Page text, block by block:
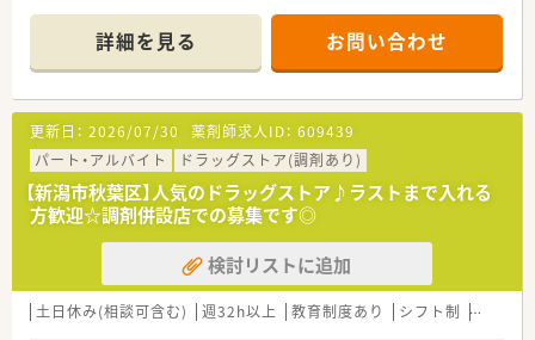
■全店舗中70店舗以上が開業医前の店舗で地域に根付いた薬局
作りを行っています。
■健康サポート薬局が10店舗以上あり地域のかかりつけ薬局と
して機能しています。
≪職場環境≫
■新潟県内全域に店舗展開しているので結婚などライフスタイ
ルの変化に柔軟に対応出来ます。
■在宅医療などの時代や地域に求められる薬剤師の経験を積む
ことができます。
■若手薬剤師が多数活躍しています。
■薬剤師や調剤事務の人員配置は手厚く、業務にしっかりと向き
合える環境です。
■外来対応のほか、在宅医療に注力している店舗もございます。
詳細を見る お問い合わせ
更新日： 2026/07/30 薬剤師求人ID： 609439
パート・アルバイト
ドラッグストア(調剤あり)
【新潟市秋葉区】人気のドラッグストア♪ラストまで入れる
方歓迎☆調剤併設店での募集です◎
検討リストに追加
土日休み(相談可含む) 週32h以上 教育制度あり シフト制 大手チ